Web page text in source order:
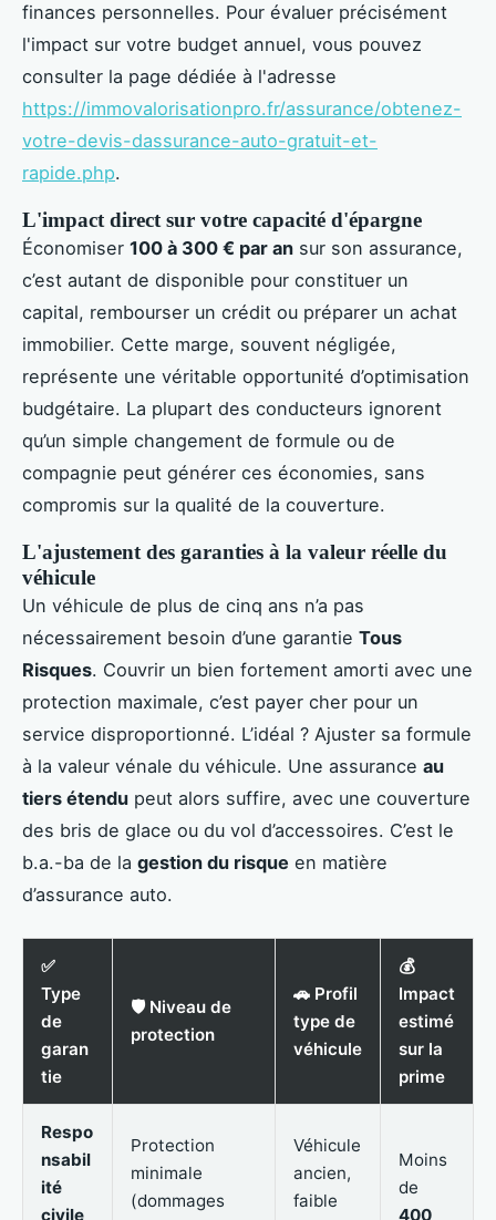
finances personnelles. Pour évaluer précisément
l'impact sur votre budget annuel, vous pouvez
consulter la page dédiée à l'adresse
https://immovalorisationpro.fr/assurance/obtenez-
votre-devis-dassurance-auto-gratuit-et-
rapide.php.
L'impact direct sur votre capacité d'épargne
Économiser 100 à 300 € par an sur son assurance,
c’est autant de disponible pour constituer un
capital, rembourser un crédit ou préparer un achat
immobilier. Cette marge, souvent négligée,
représente une véritable opportunité d’optimisation
budgétaire. La plupart des conducteurs ignorent
qu’un simple changement de formule ou de
compagnie peut générer ces économies, sans
compromis sur la qualité de la couverture.
L'ajustement des garanties à la valeur réelle du
véhicule
Un véhicule de plus de cinq ans n’a pas
nécessairement besoin d’une garantie Tous
Risques. Couvrir un bien fortement amorti avec une
protection maximale, c’est payer cher pour un
service disproportionné. L’idéal ? Ajuster sa formule
à la valeur vénale du véhicule. Une assurance au
tiers étendu peut alors suffire, avec une couverture
des bris de glace ou du vol d’accessoires. C’est le
b.a.-ba de la gestion du risque en matière
d’assurance auto.
✅
Type
de
garan
tie
🛡️ Niveau de
protection
🚗 Profil
type de
véhicule
💰
Impact
estimé
sur la
prime
Respo
nsabil
ité
civile
Protection
minimale
(dommages
Véhicule
ancien,
faible
Moins
de
400